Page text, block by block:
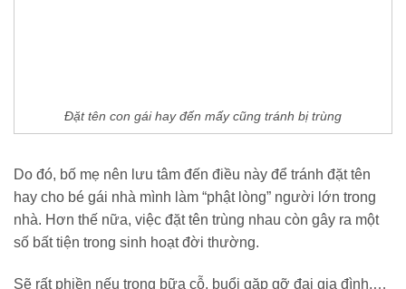
Đặt tên con gái hay đến mấy cũng tránh bị trùng
Do đó, bố mẹ nên lưu tâm đến điều này để tránh đặt tên
hay cho bé gái nhà mình làm “phật lòng” người lớn trong
nhà. Hơn thế nữa, việc đặt tên trùng nhau còn gây ra một
số bất tiện trong sinh hoạt đời thường.
Sẽ rất phiền nếu trong bữa cỗ, buổi gặp gỡ đại gia đình,…